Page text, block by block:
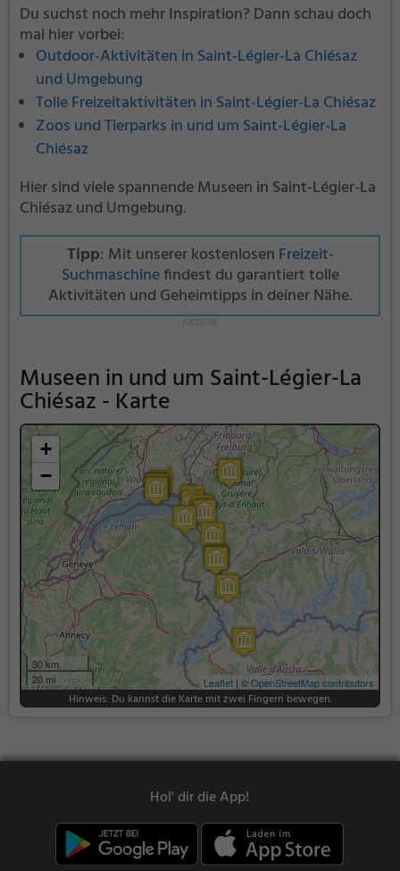
Du suchst noch mehr Inspiration? Dann schau doch
mal hier vorbei:
Outdoor-Aktivitäten in Saint-Légier-La Chiésaz
und Umgebung
Tolle Freizeitaktivitäten in Saint-Légier-La Chiésaz
Zoos und Tierparks in und um Saint-Légier-La
Chiésaz
Hier sind viele spannende Museen in Saint-Légier-La
Chiésaz und Umgebung.
Tipp: Mit unserer kostenlosen Freizeit-
Suchmaschinefindest du garantiert tolle
Aktivitäten und Geheimtipps in deiner Nähe.
Museen in und um Saint-Légier-La
Chiésaz - Karte
+
−
30 km
20 mi
Leaflet | ©OpenStreetMap contributors
Hinweis: Du kannst die Karte mit zwei Fingern bewegen.
Hol' dir die App!